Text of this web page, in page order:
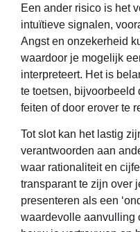
Een ander risico is het
intuïtieve signalen,
Angst en onzekerheid
waardoor je mogelijk
interpreteert. Het is
te toetsen, bijvoorbeeld
feiten of door erover te
Tot slot kan het lastig
verantwoorden aan
waar rationaliteit en
transparant te zijn over
presenteren als een
waardevolle aanvulling